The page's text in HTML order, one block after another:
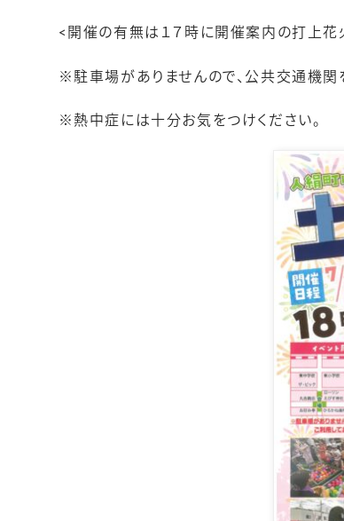
<開催の有無は１７時に開催案内の打上花火
※駐車場がありませんので、公共交通機関
※熱中症には十分お気をつけください。